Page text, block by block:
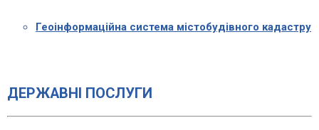
Геоінформаційна система містобудівного кадастру
ДЕРЖАВНІ ПОСЛУГИ